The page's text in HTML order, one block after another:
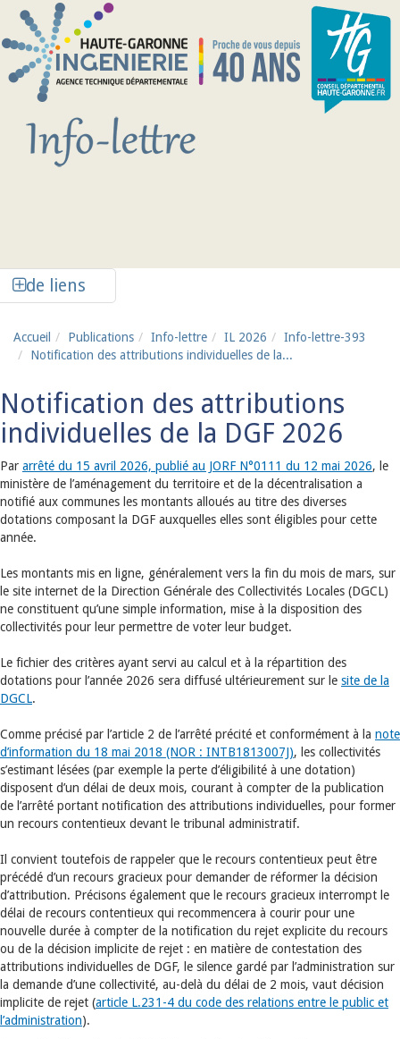
Aller au contenu principal
de liens
Accueil Publications Info-lettre IL 2026
Info-lettre-393
Notification des attributions individuelles de la...
Notification des attributions
individuelles de la DGF 2026
Par arrêté du 15 avril 2026, publié au JORF N°0111 du 12 mai 2026, le
ministère de l’aménagement du territoire et de la décentralisation a
notifié aux communes les montants alloués au titre des diverses
dotations composant la DGF auxquelles elles sont éligibles pour cette
année.
Les montants mis en ligne, généralement vers la fin du mois de mars, sur
le site internet de la Direction Générale des Collectivités Locales (DGCL)
ne constituent qu’une simple information, mise à la disposition des
collectivités pour leur permettre de voter leur budget.
Le fichier des critères ayant servi au calcul et à la répartition des
dotations pour l’année 2026 sera diffusé ultérieurement sur le site de la
DGCL.
Comme précisé par l’article 2 de l’arrêté précité et conformément à la note
d’information du 18 mai 2018 (NOR : INTB1813007J), les collectivités
s’estimant lésées (par exemple la perte d’éligibilité à une dotation)
disposent d’un délai de deux mois, courant à compter de la publication
de l’arrêté portant notification des attributions individuelles, pour former
un recours contentieux devant le tribunal administratif.
Il convient toutefois de rappeler que le recours contentieux peut être
précédé d’un recours gracieux pour demander de réformer la décision
d’attribution. Précisons également que le recours gracieux interrompt le
délai de recours contentieux qui recommencera à courir pour une
nouvelle durée à compter de la notification du rejet explicite du recours
ou de la décision implicite de rejet : en matière de contestation des
attributions individuelles de DGF, le silence gardé par l’administration sur
la demande d’une collectivité, au-delà du délai de 2 mois, vaut décision
implicite de rejet (article L.231-4 du code des relations entre le public et
l’administration).